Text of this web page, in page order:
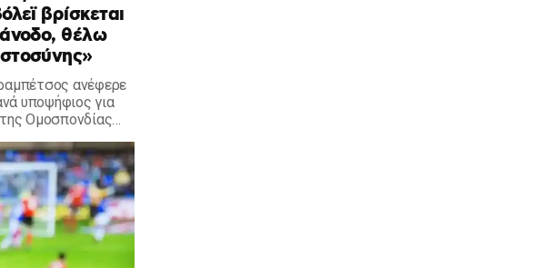
βρίσκεται
θέλω
ανέφερε
υποψήφιος για
Ομοσπονδίας